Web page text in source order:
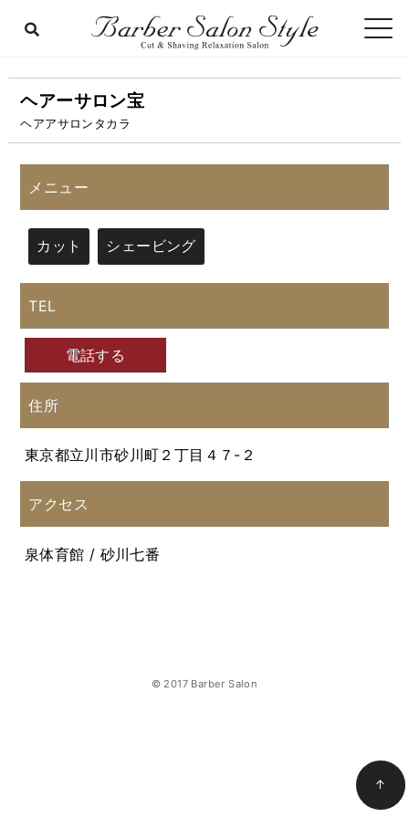
ヘアーサロン宝
ヘアアサロンタカラ
メニュー
カット シェービング
TEL
電話する
住所
東京都立川市砂川町２丁目４７-２
アクセス
泉体育館 / 砂川七番
© 2017 Barber Salon
↑